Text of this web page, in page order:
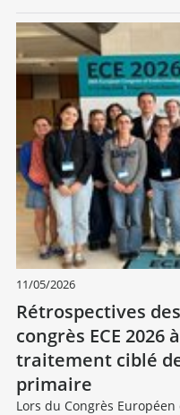
11/05/2026
Rétrospectives
congrès ECE
traitement ciblé
primaire
Lors du Congrès